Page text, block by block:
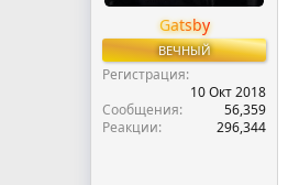
Gatsby
ВЕЧНЫЙ
Регистрация
10 Окт 2018
Сообщения
56,359
Реакции
296,344